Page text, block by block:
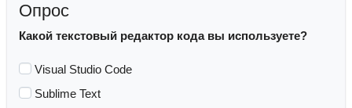
Опрос
Какой текстовый редактор кода вы используете?
Visual Studio Code
Sublime Text